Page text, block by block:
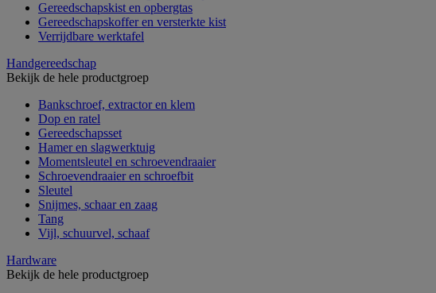
Gereedschapskist en opbergtas
Gereedschapskoffer en versterkte kist
Verrijdbare werktafel
Handgereedschap
Bekijk de hele productgroep
Bankschroef, extractor en klem
Dop en ratel
Gereedschapsset
Hamer en slagwerktuig
Momentsleutel en schroevendraaier
Schroevendraaier en schroefbit
Sleutel
Snijmes, schaar en zaag
Tang
Vijl, schuurvel, schaaf
Hardware
Bekijk de hele productgroep